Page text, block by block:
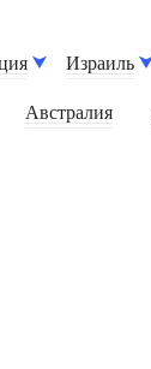
Израиль
Австралия